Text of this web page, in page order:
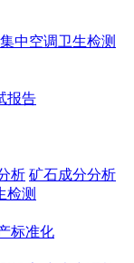
集中空调卫生检测
报告
析 矿石成分分析
检测
标准化